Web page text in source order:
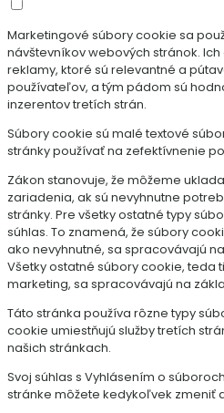
Marketingové súbory cookie sa
návštevníkov webových stránok.
reklamy, ktoré sú relevantné a
používateľov, a tým pádom sú
inzerentov tretích strán.
Súbory cookie sú malé textové
stránky používať na zefektívnenie
Zákon stanovuje, že môžeme
zariadenia, ak sú nevyhnutne
stránky. Pre všetky ostatné typy
súhlas. To znamená, že súbory
ako nevyhnutné, sa spracovávajú
Všetky ostatné súbory cookie, teda
marketing, sa spracovávajú na
Táto stránka používa rôzne typy
cookie umiestňujú služby tretích
našich stránkach.
Svoj súhlas s Vyhlásením o
stránke môžete kedykoľvek zmeniť